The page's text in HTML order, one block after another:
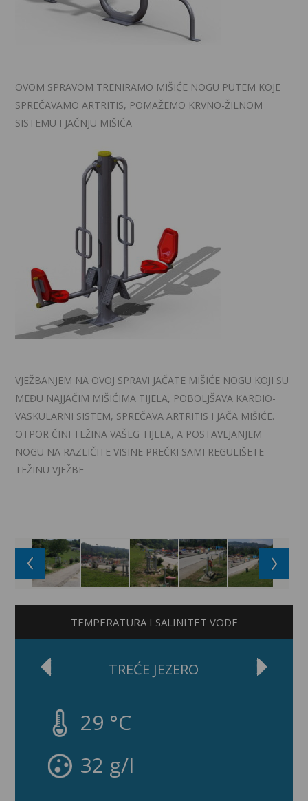
OVOM SPRAVOM TRENIRAMO MIŠIĆE NOGU PUTEM KOJE
SPREČAVAMO ARTRITIS, POMAŽEMO KRVNO-ŽILNOM
SISTEMU I JAČNJU MIŠIĆA
VJEŽBANJEM NA OVOJ SPRAVI JAČATE MIŠIĆE NOGU KOJI SU
MEĐU NAJJAČIM MIŠIĆIMA TIJELA, POBOLJŠAVA KARDIO-
VASKULARNI SISTEM, SPREČAVA ARTRITIS I JAČA MIŠIĆE.
OTPOR ČINI TEŽINA VAŠEG TIJELA, A POSTAVLJANJEM
NOGU NA RAZLIČITE VISINE PREČKI SAMI REGULIŠETE
TEŽINU VJEŽBE
TEMPERATURA I SALINITET VODE
TREĆE JEZERO
29 °C
32 g/l